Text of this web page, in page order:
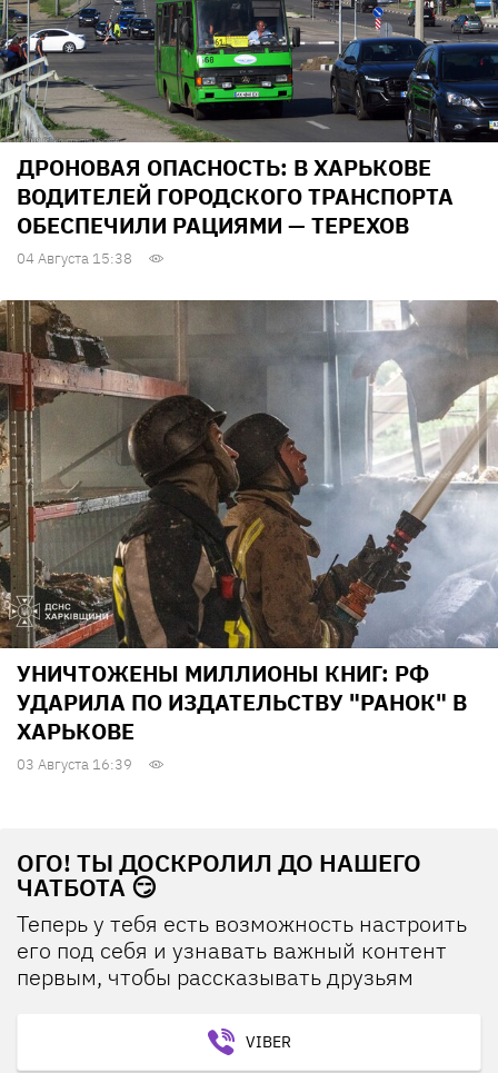
ДРОНОВАЯ ОПАСНОСТЬ: В ХАРЬКОВЕ
ВОДИТЕЛЕЙ ГОРОДСКОГО ТРАНСПОРТА
ОБЕСПЕЧИЛИ РАЦИЯМИ — ТЕРЕХОВ
04 Августа 15:38
УНИЧТОЖЕНЫ МИЛЛИОНЫ КНИГ: РФ
УДАРИЛА ПО ИЗДАТЕЛЬСТВУ "РАНОК" В
ХАРЬКОВЕ
03 Августа 16:39
ОГО! ТЫ ДОСКРОЛИЛ ДО НАШЕГО
ЧАТБОТА 😏
Теперь у тебя есть возможность настроить
его под себя и узнавать важный контент
первым, чтобы рассказывать друзьям
VIBER